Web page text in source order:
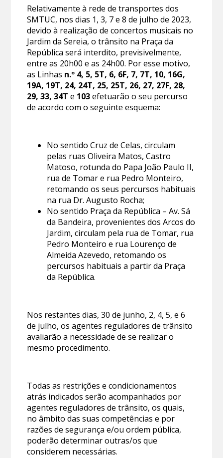
Relativamente à rede de transportes dos
SMTUC, nos dias 1, 3, 7 e 8 de julho de 2023,
devido à realização de concertos musicais no
Jardim da Sereia, o trânsito na Praça da
República será interdito, previsivelmente,
entre as 20h00 e as 24h00. Por esse motivo,
as Linhas n.º 4, 5, 5T, 6, 6F, 7, 7T, 10, 16G,
19A, 19T, 24, 24T, 25, 25T, 26, 27, 27F, 28,
29, 33, 34T e 103efetuarão o seu percurso
de acordo com o seguinte esquema:
No sentido Cruz de Celas, circulam
pelas ruas Oliveira Matos, Castro
Matoso, rotunda do Papa João Paulo II,
rua de Tomar e rua Pedro Monteiro,
retomando os seus percursos habituais
na rua Dr. Augusto Rocha;
No sentido Praça da República – Av. Sá
da Bandeira, provenientes dos Arcos do
Jardim, circulam pela rua de Tomar, rua
Pedro Monteiro e rua Lourenço de
Almeida Azevedo, retomando os
percursos habituais a partir da Praça
da República.
Nos restantes dias, 30 de junho, 2, 4, 5, e 6
de julho, os agentes reguladores de trânsito
avaliarão a necessidade de se realizar o
mesmo procedimento.
Todas as restrições e condicionamentos
atrás indicados serão acompanhados por
agentes reguladores de trânsito, os quais,
no âmbito das suas competências e por
razões de segurança e/ou ordem pública,
poderão determinar outras/os que
considerem necessárias.